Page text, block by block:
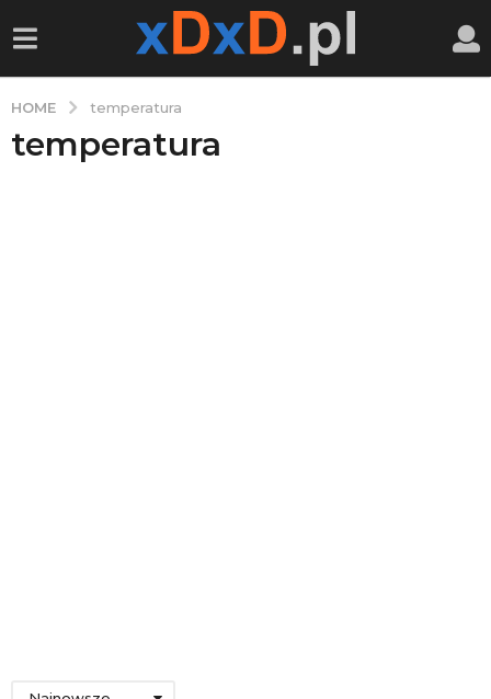
HOME temperatura
temperatura